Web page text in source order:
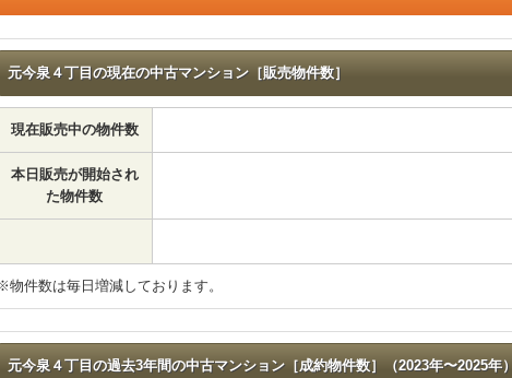
元今泉４丁目の現在の中古マンション［販売物件数］
現在販売中の物件数
本日販売が開始され
た物件数
物件数は毎日増減しております。
元今泉４丁目の過去3年間の中古マンション［成約物件数］（2023年〜2025年）